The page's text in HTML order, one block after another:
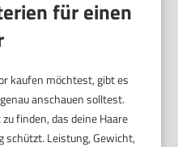
für einen
kaufen möchtest, gibt es
anschauen solltest.
finden, das deine Haare
schützt. Leistung, Gewicht,